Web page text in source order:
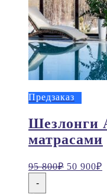
Предзаказ
Шезлонги
матрасами
95 800₽ 50 900₽
-